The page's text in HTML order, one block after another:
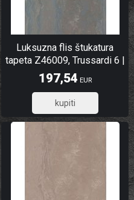
Luksuzna flis štukatura
tapeta Z46009, Trussardi 6 |
Ljepilo besplatno
197,54 EUR
158,03